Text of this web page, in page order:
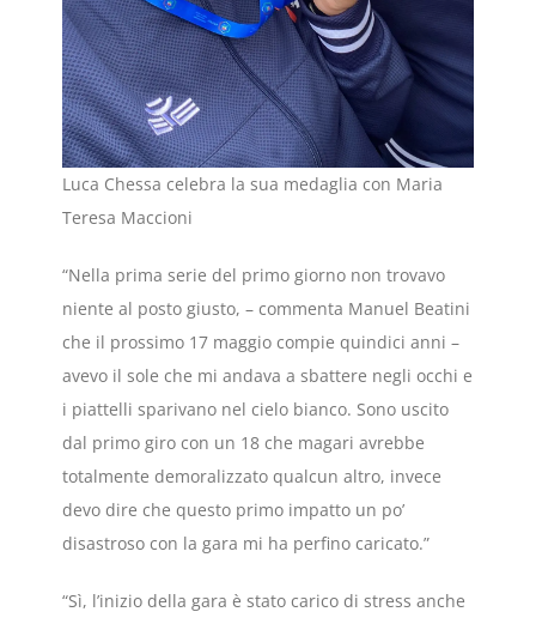
Luca Chessa celebra la sua medaglia con Maria
Teresa Maccioni
“Nella prima serie del primo giorno non trovavo
niente al posto giusto, – commenta Manuel Beatini
che il prossimo 17 maggio compie quindici anni –
avevo il sole che mi andava a sbattere negli occhi e
i piattelli sparivano nel cielo bianco. Sono uscito
dal primo giro con un 18 che magari avrebbe
totalmente demoralizzato qualcun altro, invece
devo dire che questo primo impatto un po’
disastroso con la gara mi ha perfino caricato.”
“Sì, l’inizio della gara è stato carico di stress anche